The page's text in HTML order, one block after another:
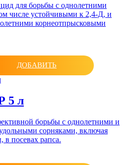
для борьбы с однолетними
числе устойчивыми к 2,4-Д, и
корнеотпрысковыми
ДОБАВИТЬ
5 л
борьбы с однолетними и
сорняками, включая
посевах рапса.